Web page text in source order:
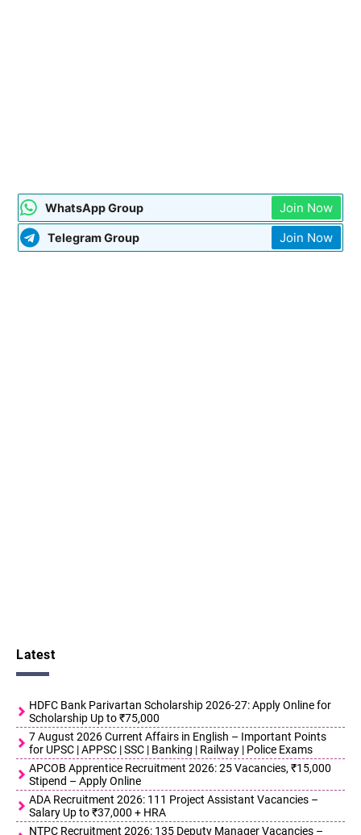
WhatsApp Group Join Now
Telegram Group Join Now
Latest
HDFC Bank Parivartan Scholarship 2026-27: Apply Online for
Scholarship Up to ₹75,000
7 August 2026 Current Affairs in English – Important Points
for UPSC | APPSC | SSC | Banking | Railway | Police Exams
APCOB Apprentice Recruitment 2026: 25 Vacancies, ₹15,000
Stipend – Apply Online
ADA Recruitment 2026: 111 Project Assistant Vacancies –
Salary Up to ₹37,000 + HRA
NTPC Recruitment 2026: 135 Deputy Manager Vacancies –